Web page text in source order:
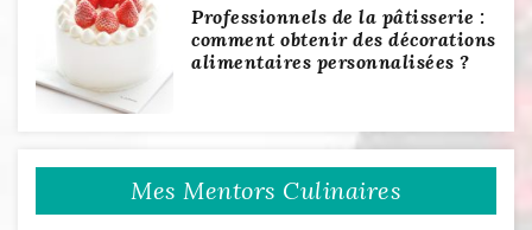
Professionnels de la pâtisserie :
comment obtenir des décorations
alimentaires personnalisées ?
Mes Mentors Culinaires